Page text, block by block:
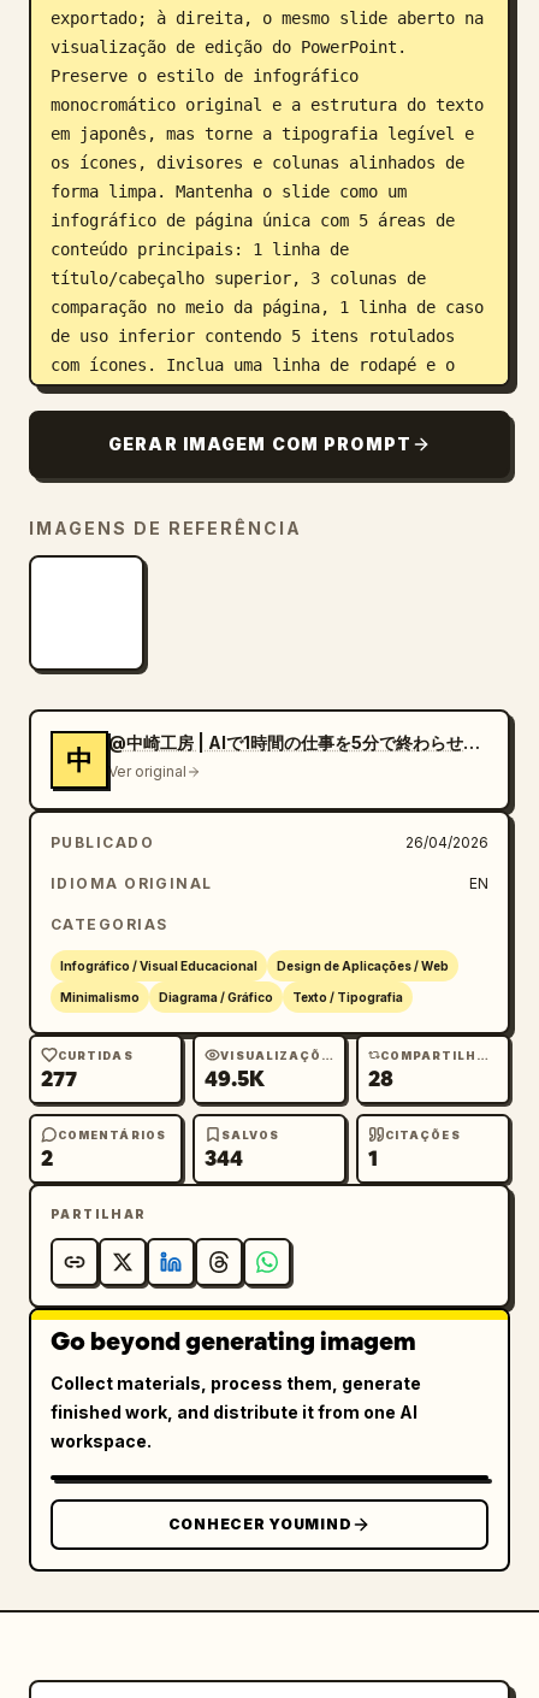
exportado; à direita, o mesmo slide aberto na
visualização de edição do PowerPoint.
Preserve o estilo de infográfico
monocromático original e a estrutura do texto
em japonês, mas torne a tipografia legível e
os ícones, divisores e colunas alinhados de
forma limpa. Mantenha o slide como um
infográfico de página única com 5 áreas de
conteúdo principais: 1 linha de
título/cabeçalho superior, 3 colunas de
comparação no meio da página, 1 linha de caso
de uso inferior contendo 5 itens rotulados
com ícones. Inclua uma linha de rodapé e o
logotipo da OpenAI no canto inferior direito.
PPT a partir da imagem carregada, com uma
aparência realista de captura de tela de
GERAR IMAGEM COM PROMPT
IMAGENS DE REFERÊNCIA
中
@中崎工房 | AIで1時間の仕事を5分で終わらせる人
Ver original
PUBLICADO 26/04/2026
IDIOMA ORIGINAL EN
CATEGORIAS
Infográfico / Visual Educacional Design de Aplicações / Web
Minimalismo Diagrama / Gráfico Texto / Tipografia
CURTIDAS
277
VISUALIZAÇÕES
49.5K
COMPARTILHAMENTOS
28
COMENTÁRIOS
2
SALVOS
344
CITAÇÕES
1
PARTILHAR
Go beyond generating imagem
Collect materials, process them, generate
finished work, and distribute it from one AI
workspace.
CONHECER YOUMIND